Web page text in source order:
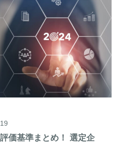
価基準まとめ！ 選定企